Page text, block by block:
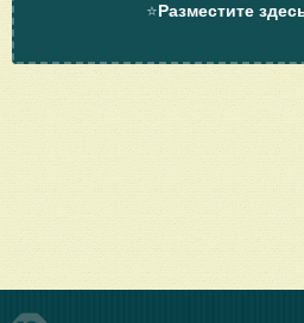
⭐Разместите